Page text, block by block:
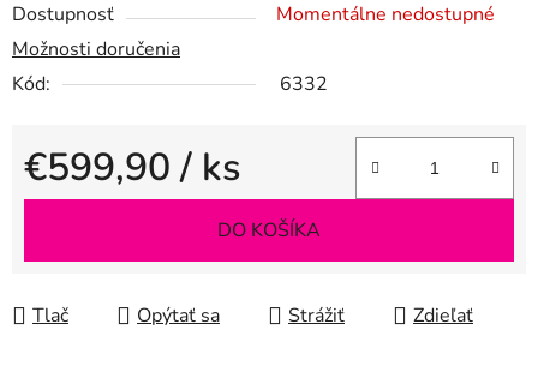
Dostupnosť
Momentálne nedostupné
Možnosti doručenia
Kód:
6332
€599,90/ ks
Jednotková cena:
DO KOŠÍKA
Tlač Opýtať sa Strážiť Zdieľať